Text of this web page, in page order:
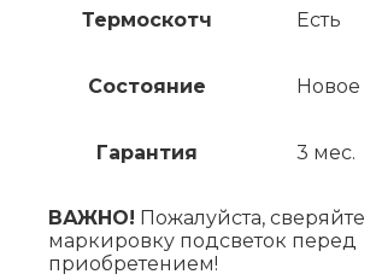
Термоскотч Есть
Состояние Новое
Гарантия 3 мес.
ВАЖНО! Пожалуйста, сверяйте
маркировку подсветок перед
приобретением!